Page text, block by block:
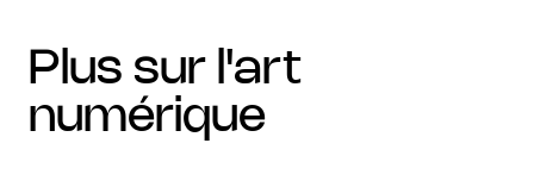
plus sur l'art
numérique